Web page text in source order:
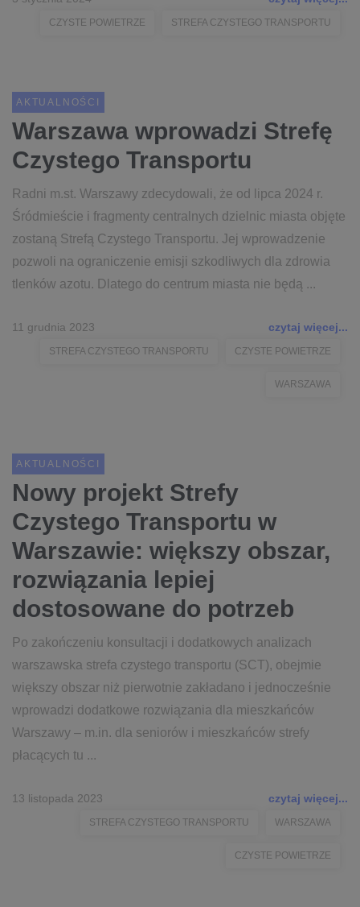
CZYSTE POWIETRZE STREFA CZYSTEGO TRANSPORTU
AKTUALNOŚCI
Warszawa wprowadzi Strefę
Czystego Transportu
Radni m.st. Warszawy zdecydowali, że od lipca 2024 r.
Śródmieście i fragmenty centralnych dzielnic miasta objęte
zostaną Strefą Czystego Transportu. Jej wprowadzenie
pozwoli na ograniczenie emisji szkodliwych dla zdrowia
tlenków azotu. Dlatego do centrum miasta nie będą ...
11 grudnia 2023 czytaj więcej...
STREFA CZYSTEGO TRANSPORTU CZYSTE POWIETRZE
WARSZAWA
AKTUALNOŚCI
Nowy projekt Strefy
Czystego Transportu w
Warszawie: większy obszar,
rozwiązania lepiej
dostosowane do potrzeb
Po zakończeniu konsultacji i dodatkowych analizach
warszawska strefa czystego transportu (SCT), obejmie
większy obszar niż pierwotnie zakładano i jednocześnie
wprowadzi dodatkowe rozwiązania dla mieszkańców
Warszawy – m.in. dla seniorów i mieszkańców strefy
płacących tu ...
13 listopada 2023 czytaj więcej...
STREFA CZYSTEGO TRANSPORTU WARSZAWA
CZYSTE POWIETRZE